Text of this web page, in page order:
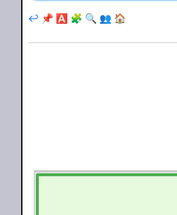
🏠
👥
🔍
🧩
🅰️
📌
↩️